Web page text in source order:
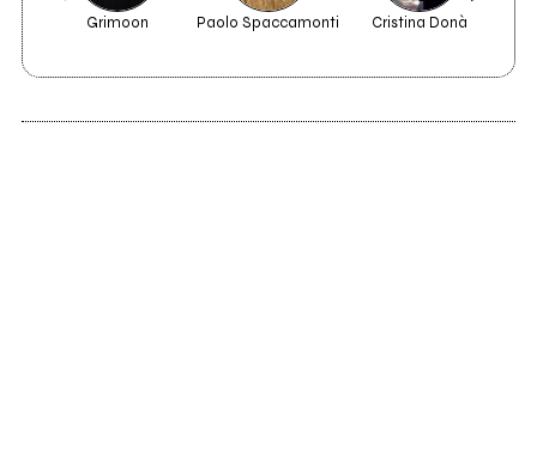
Between The Lines
Grimoon Paolo Spaccamonti Cristina Donà